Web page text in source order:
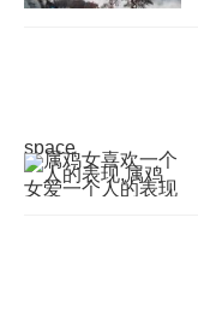
space